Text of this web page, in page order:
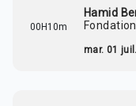
00H10m
Hamid
mar. 01